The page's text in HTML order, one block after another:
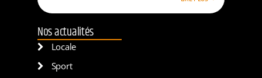
Nos actualités
Locale
Sport